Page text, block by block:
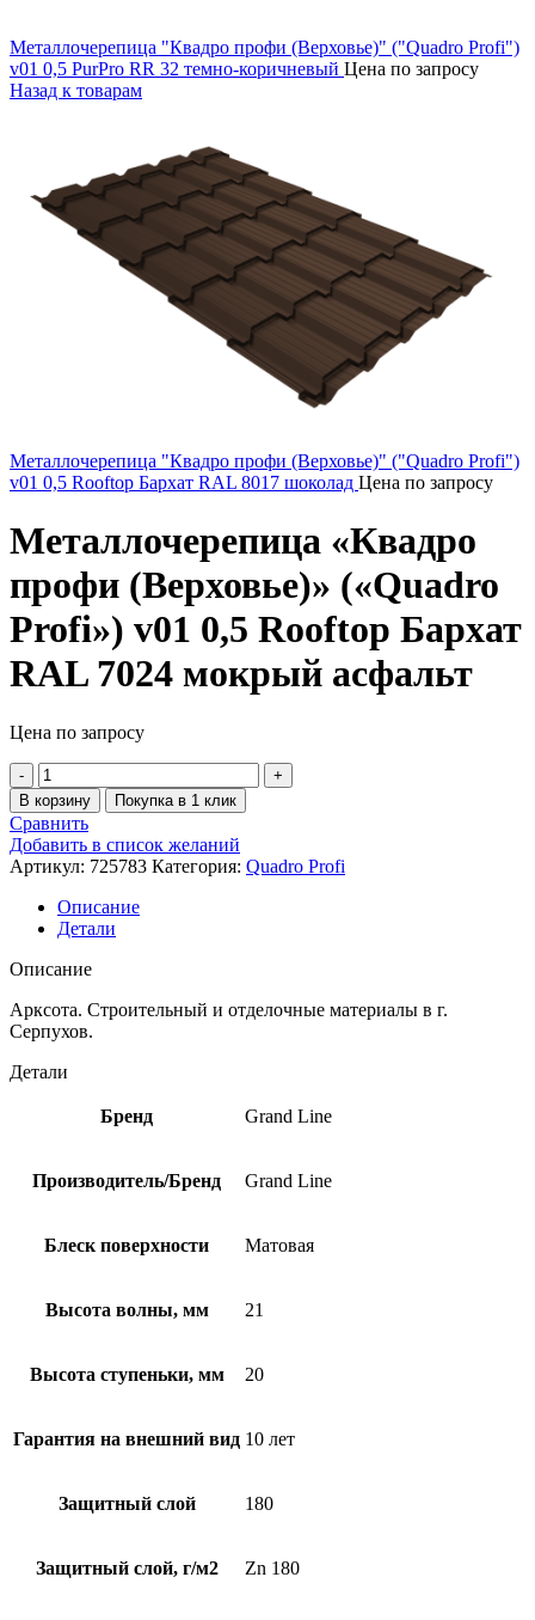
Металлочерепица "Квадро профи (Верховье)" ("Quadro Profi")
v01 0,5 PurPro RR 32 темно-коричневый Цена по запросу
Назад к товарам
Металлочерепица "Квадро профи (Верховье)" ("Quadro Profi")
v01 0,5 Rooftop Бархат RAL 8017 шоколад Цена по запросу
Металлочерепица «Квадро
профи (Верховье)» («Quadro
Profi») v01 0,5 Rooftop Бархат
RAL 7024 мокрый асфальт
Цена по запросу
В корзину Покупка в 1 клик
Сравнить
Добавить в список желаний
Артикул: 725783 Категория: Quadro Profi
Описание
Детали
Описание
Арксота. Строительный и отделочные материалы в г.
Серпухов.
Детали
Бренд Grand Line
Производитель/Бренд Grand Line
Блеск поверхности Матовая
Высота волны, мм 21
Высота ступеньки, мм 20
Гарантия на внешний вид 10 лет
Защитный слой 180
Защитный слой, г/м2 Zn 180